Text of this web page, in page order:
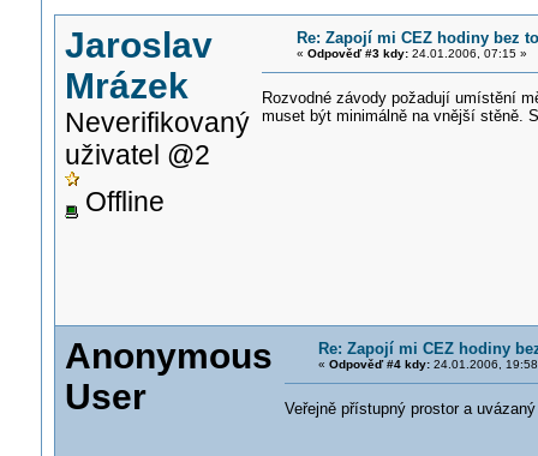
Jaroslav
Mrázek
Neverifikovaný
uživatel @2
Offline
Re: Zapojí mi CEZ hodiny bez
« Odpověď #3 kdy:24.01.2006, 07:15 »
Rozvodné závody požadují umístění
muset být minimálně na vnější stěně.
Anonymous
User
Re: Zapojí mi CEZ hodiny
« Odpověď #4 kdy:24.01.2006,
Veřejně přístupný prostor a